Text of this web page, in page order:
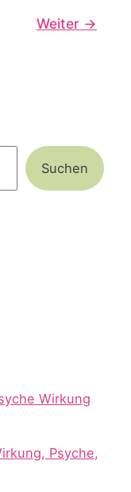
Weiter →
Suchen
Wirkung
Psyche,